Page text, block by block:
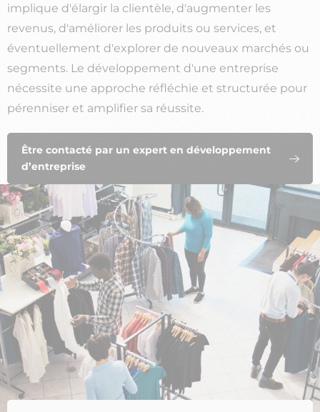
implique d'élargir la clientèle, d'augmenter les
revenus, d'améliorer les produits ou services, et
éventuellement d'explorer de nouveaux marchés ou
segments. Le développement d'une entreprise
nécessite une approche réfléchie et structurée pour
pérenniser et amplifier sa réussite.
Être contacté par un expert en développement
d’entreprise